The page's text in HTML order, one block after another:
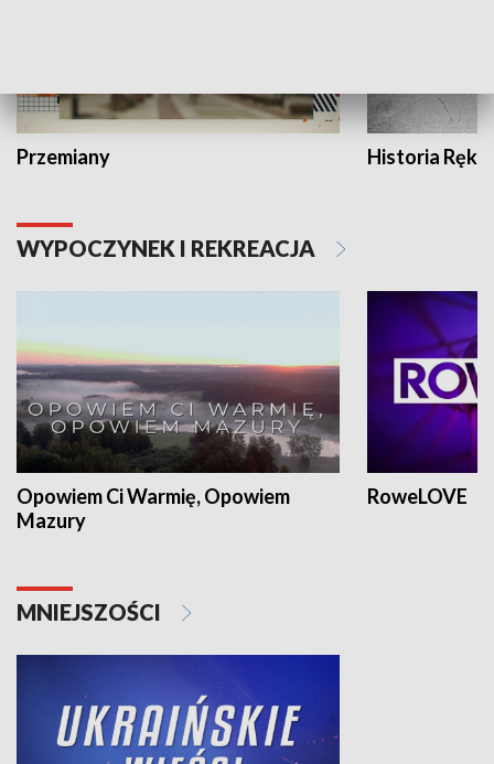
Przemiany Historia Ręką
WYPOCZYNEK I REKREACJA
Opowiem Ci Warmię, Opowiem
Mazury
RoweLOVE
MNIEJSZOŚCI